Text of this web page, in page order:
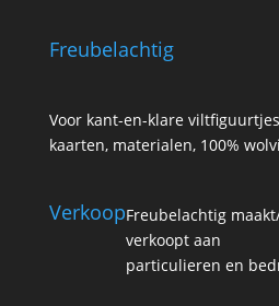
Freubelachtig
Voor kant-en-klare
kaarten, materialen, 100%
VerkoopFreubelachtig
verkoopt aan
particulieren en